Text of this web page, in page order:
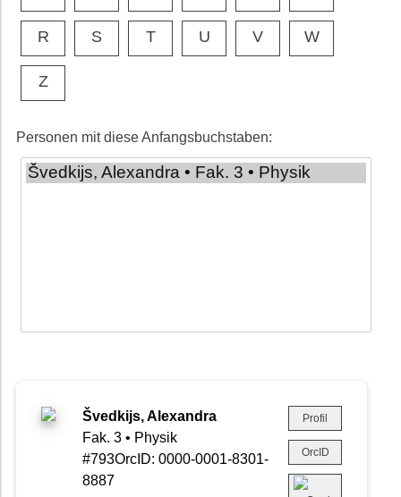
R S T U V W
Z
Personen mit diese Anfangsbuchstaben:
Švedkijs, Alexandra
Fak. 3 • Physik
#793OrcID: 0000-0001-8301-
8887
Profil
OrcID